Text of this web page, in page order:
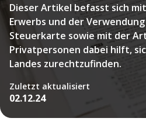
Dieser Artikel befasst sich
Erwerbs und der
Steuerkarte sowie mit der
Privatpersonen dabei hilft,
Landes zurechtzufinden.
Zuletzt aktualisiert
02.12.24